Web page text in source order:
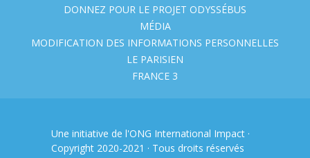
DONNEZ POUR LE PROJET ODYSSÉBUS
MÉDIA
MODIFICATION DES INFORMATIONS PERSONNELLES
LE PARISIEN
FRANCE 3
Une initiative de l'ONG International Impact ·
Copyright 2020-2021 · Tous droits réservés